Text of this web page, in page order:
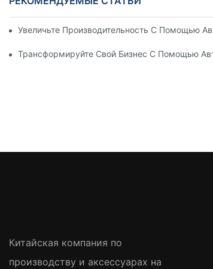
Увеличьте Производительность С Помощью
Трансформируйте Свой Бизнес С Помощью
Китайская компания по
производству и аксессуарах на